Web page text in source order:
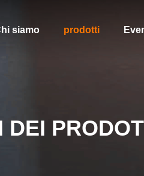
siamo prodotti
DEI